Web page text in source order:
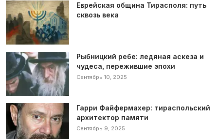
Еврейская община Тирасполя: путь
сквозь века
Рыбницкий ребе: ледяная аскеза и
чудеса, пережившие эпохи
Сентябрь 10, 2025
Гарри Файфермахер: тираспольский
архитектор памяти
Сентябрь 9, 2025